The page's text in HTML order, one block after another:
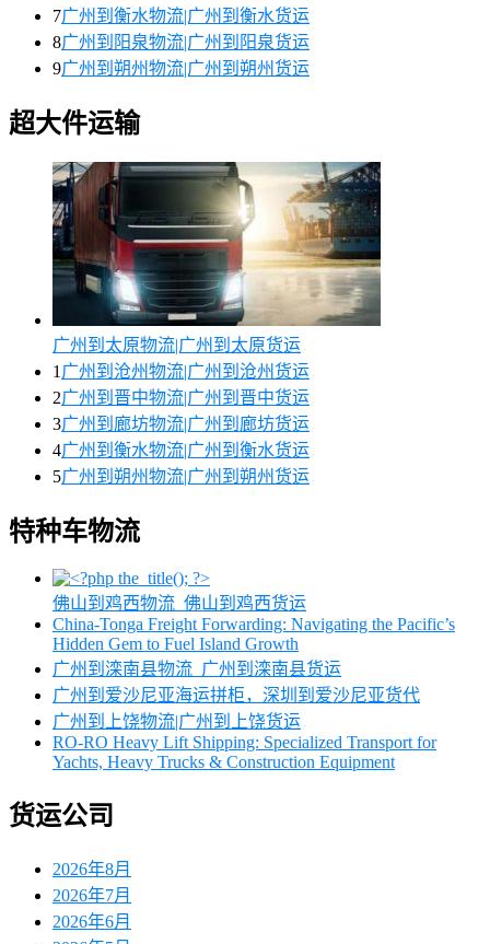
7广州到衡水物流|广州到衡水货运
8广州到阳泉物流|广州到阳泉货运
9广州到朔州物流|广州到朔州货运
超大件运输
广州到太原物流|广州到太原货运
1 广州到沧州物流|广州到沧州货运
2广州到晋中物流|广州到晋中货运
3广州到廊坊物流|广州到廊坊货运
4广州到衡水物流|广州到衡水货运
5广州到朔州物流|广州到朔州货运
特种车物流
佛山到鸡西物流_佛山到鸡西货运
China-Tonga Freight Forwarding: Navigating the Pacific’s
Hidden Gem to Fuel Island Growth
广州到滦南县物流_广州到滦南县货运
广州到爱沙尼亚海运拼柜，深圳到爱沙尼亚货代
广州到上饶物流|广州到上饶货运
RO-RO Heavy Lift Shipping: Specialized Transport for
Yachts, Heavy Trucks & Construction Equipment
货运公司
2026年8月
2026年7月
2026年6月